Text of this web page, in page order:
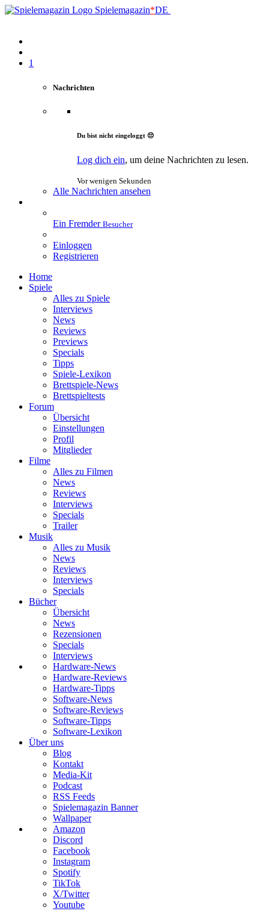
Spielemagazin*DE
1
Nachrichten
Du bist nicht eingeloggt 😔
Log dich ein, um deine Nachrichten zu lesen.
Vor wenigen Sekunden
Alle Nachrichten ansehen
Ein Fremder Besucher
Einloggen
Registrieren
Home
Spiele
Alles zu Spiele
Interviews
News
Reviews
Previews
Specials
Tipps
Spiele-Lexikon
Brettspiele-News
Brettspieltests
Forum
Übersicht
Einstellungen
Profil
Mitglieder
Filme
Alles zu Filmen
News
Reviews
Interviews
Specials
Trailer
Musik
Alles zu Musik
News
Reviews
Interviews
Specials
Bücher
Übersicht
News
Rezensionen
Specials
Interviews
Hardware-News
Hardware-Reviews
Hardware-Tipps
Software-News
Software-Reviews
Software-Tipps
Software-Lexikon
Über uns
Blog
Kontakt
Media-Kit
Podcast
RSS Feeds
Spielemagazin Banner
Wallpaper
Amazon
Discord
Facebook
Instagram
Spotify
TikTok
X/Twitter
Youtube